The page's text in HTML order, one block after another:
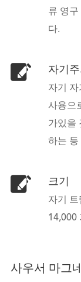
류 영구
다.
자기주
자기 자
사용으
가있을
하는 등
크기
자기
14,000
사우서 마그